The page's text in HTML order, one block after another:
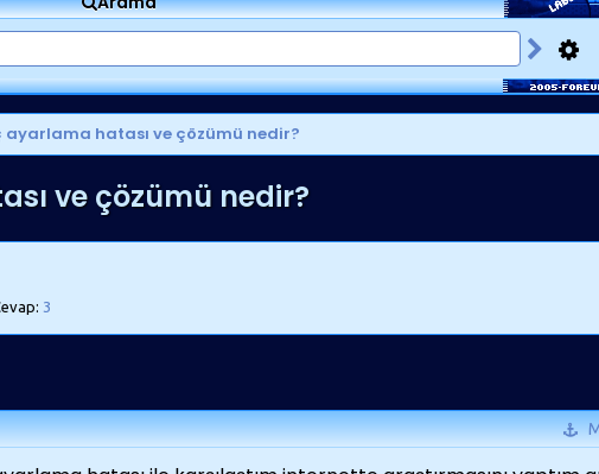
ayarlama hatası ve çözümü nedir?
ve çözümü nedir?
3